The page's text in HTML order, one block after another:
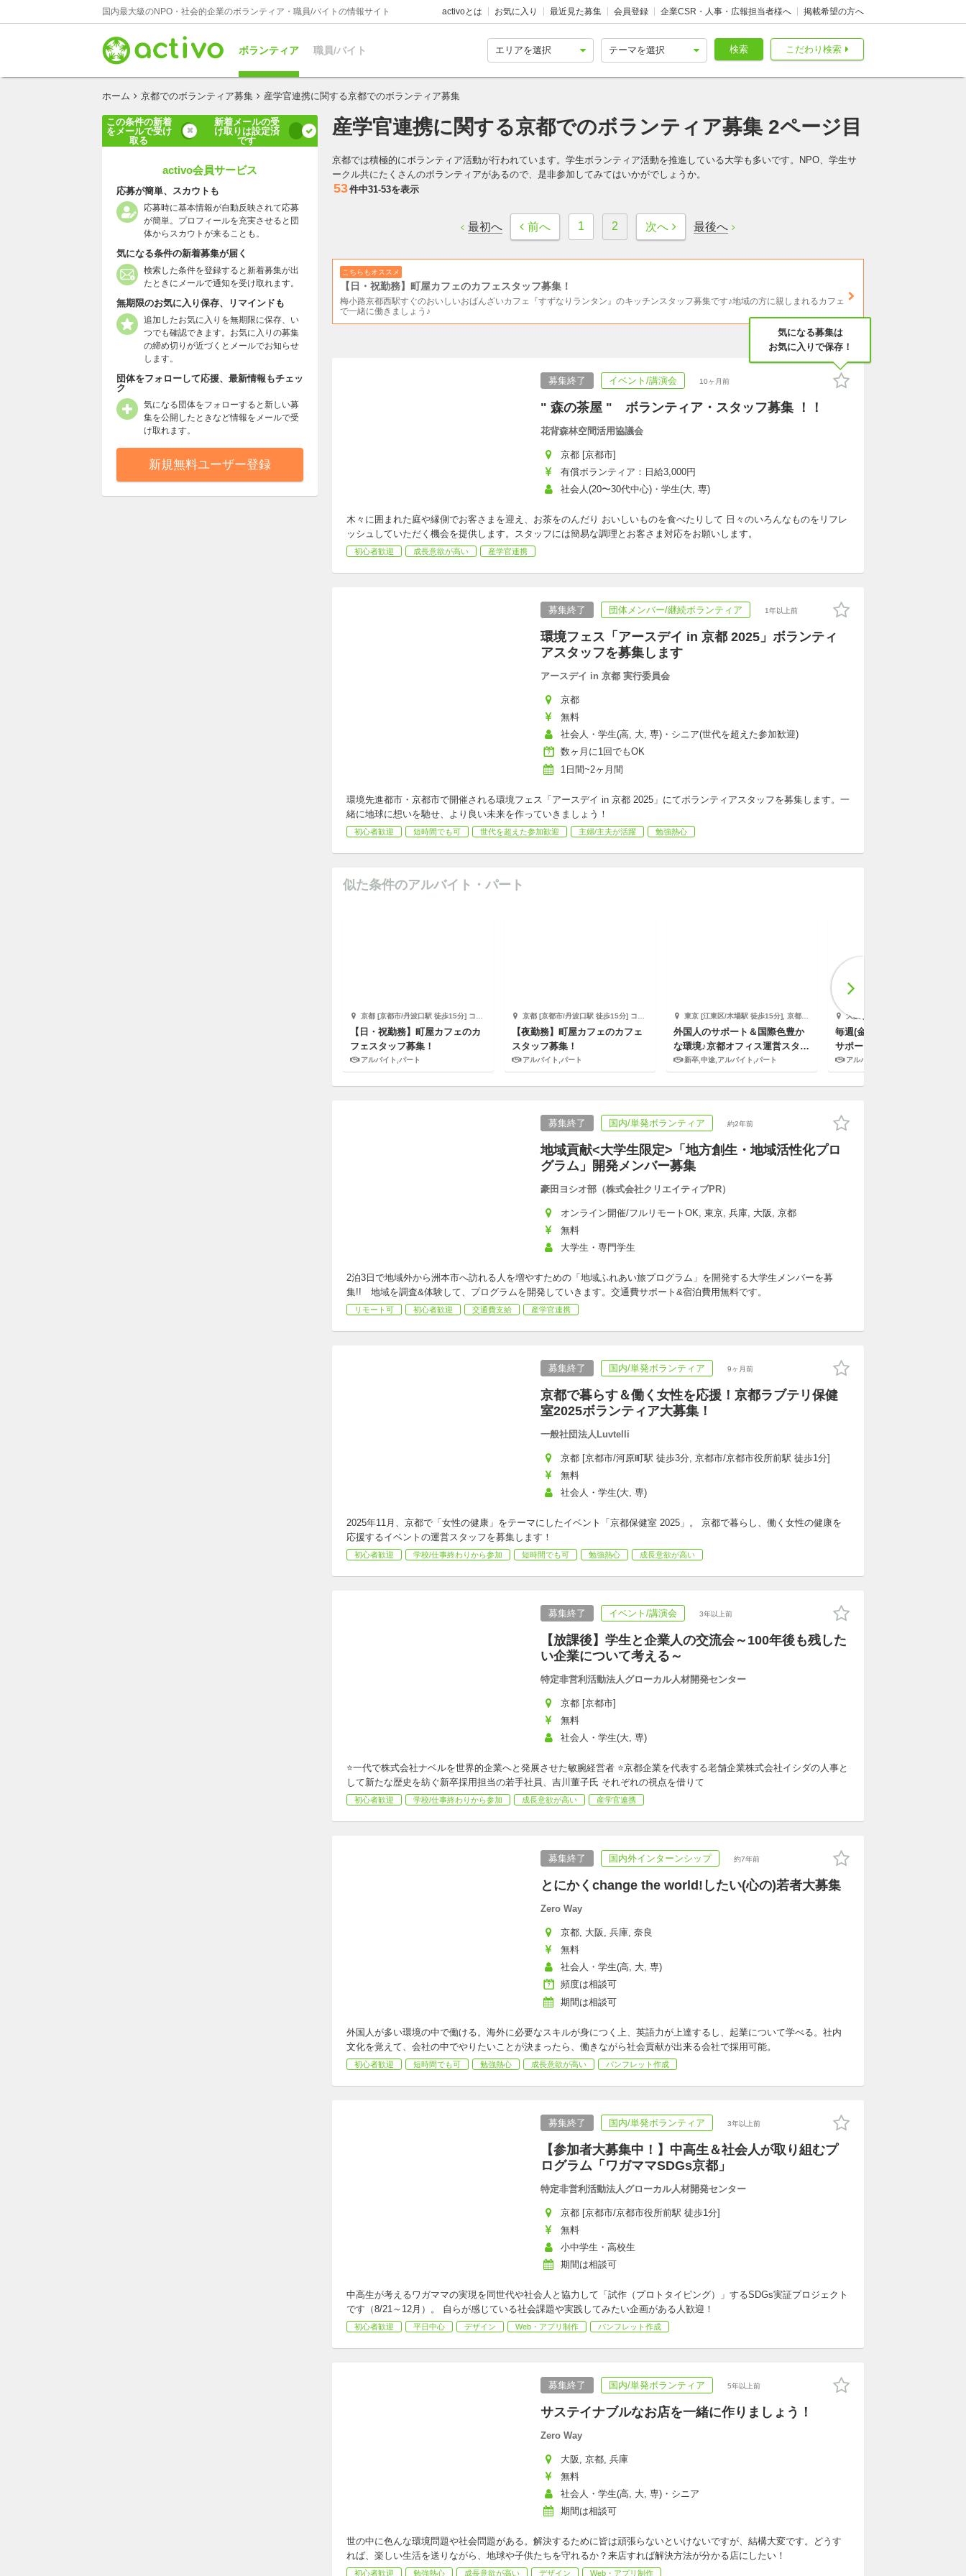
国内最大級のNPO・社会的企業のボランティア・職員/バイトの情報サイト activoとは お気に入り 最近見た募集 会員登録 企業CSR・人事・広報担当者様へ 掲載希望の方へ
ボランティア 職員/バイト こだわり検索
検索
ホーム 京都でのボランティア募集 産学官連携に関する京都でのボランティア募集
産学官連携に関する京都でのボランティア募集 2ページ目
京都では積極的にボランティア活動が行われています。学生ボランティア活動を推進している大学も多いです。NPO、学生サ
ークル共にたくさんのボランティアがあるので、是非参加してみてはいかがでしょうか。
53件中31-53を表示
最初へ 前へ 1 2 次へ 最後へ
こちらもオススメ
【日・祝勤務】町屋カフェのカフェスタッフ募集！
梅小路京都西駅すぐのおいしいおばんざいカフェ『すずなりランタン』のキッチンスタッフ募集です♪地域の方に親しまれるカフェ
で一緒に働きましょう♪
気になる募集は
お気に入りで保存！
募集終了 イベント/講演会 10ヶ月前
" 森の茶屋 " ボランティア・スタッフ募集 ！！
花背森林空間活用協議会
京都 [京都市]
有償ボランティア：日給3,000円
社会人(20〜30代中心)・学生(大, 専)
木々に囲まれた庭や縁側でお客さまを迎え、お茶をのんだり おいしいものを食べたりして 日々のいろんなものをリフレ
ッシュしていただく機会を提供します。スタッフには簡易な調理とお客さま対応をお願いします。
初心者歓迎 成長意欲が高い 産学官連携
募集終了 団体メンバー/継続ボランティア 1年以上前
環境フェス「アースデイ in 京都 2025」ボランティ
アスタッフを募集します
アースデイ in 京都 実行委員会
京都
無料
社会人・学生(高, 大, 専)・シニア(世代を超えた参加歓迎)
数ヶ月に1回でもOK
1日間~2ヶ月間
環境先進都市・京都市で開催される環境フェス「アースデイ in 京都 2025」にてボランティアスタッフを募集します。一
緒に地球に想いを馳せ、より良い未来を作っていきましょう！
初心者歓迎 短時間でも可 世代を超えた参加歓迎 主婦/主夫が活躍 勉強熱心
似た条件のアルバイト・パート
京都 [京都市/丹波口駅 徒歩15分] コミュニティ・スペースsacula
【日・祝勤務】町屋カフェのカ
フェスタッフ募集！
アルバイト,パート
京都 [京都市/丹波口駅 徒歩15分] コミュニティ・スペースsacula
【夜勤務】町屋カフェのカフェ
スタッフ募集！
アルバイト,パート
東京 [江東区/木場駅 徒歩15分], 京都 [京都市... World Unite Japan
外国人のサポート＆国際色豊か
な環境♪京都オフィス運営スタッ
フ募集！
新卒,中途,アルバイト,パート
大阪 [和泉市/北信太駅 徒歩10分] 株式会社エデュケーショナルネットワーク
毎週(金)☆和泉市の小学生の学
サポート！
アルバイト,パート,副業/パラレルキャリア
募集終了 国内/単発ボランティア 約2年前
地域貢献<大学生限定>「地方創生・地域活性化プロ
グラム」開発メンバー募集
豪田ヨシオ部（株式会社クリエイティブPR）
オンライン開催/フルリモートOK, 東京, 兵庫, 大阪, 京都
無料
大学生・専門学生
2泊3日で地域外から洲本市へ訪れる人を増やすための「地域ふれあい旅プログラム」を開発する大学生メンバーを募
集!! 地域を調査&体験して、プログラムを開発していきます。交通費サポート&宿泊費用無料です。
リモート可 初心者歓迎 交通費支給 産学官連携
募集終了 国内/単発ボランティア 9ヶ月前
京都で暮らす＆働く女性を応援！京都ラブテリ保健
室2025ボランティア大募集！
一般社団法人Luvtelli
京都 [京都市/河原町駅 徒歩3分, 京都市/京都市役所前駅 徒歩1分]
無料
社会人・学生(大, 専)
2025年11月、京都で「女性の健康」をテーマにしたイベント「京都保健室 2025」。 京都で暮らし、働く女性の健康を
応援するイベントの運営スタッフを募集します！
初心者歓迎 学校/仕事終わりから参加 短時間でも可 勉強熱心 成長意欲が高い
募集終了 イベント/講演会 3年以上前
【放課後】学生と企業人の交流会～100年後も残した
い企業について考える～
特定非営利活動法人グローカル人材開発センター
京都 [京都市]
無料
社会人・学生(大, 専)
⭐一代で株式会社ナベルを世界的企業へと発展させた敏腕経営者 ⭐京都企業を代表する老舗企業株式会社イシダの人事と
して新たな歴史を紡ぐ新卒採用担当の若手社員、吉川董子氏 それぞれの視点を借りて
初心者歓迎 学校/仕事終わりから参加 成長意欲が高い 産学官連携
募集終了 国内外インターンシップ 約7年前
とにかくchange the world!したい(心の)若者大募集
Zero Way
京都, 大阪, 兵庫, 奈良
無料
社会人・学生(高, 大, 専)
頻度は相談可
期間は相談可
外国人が多い環境の中で働ける。海外に必要なスキルが身につく上、英語力が上達するし、起業について学べる。社内
文化を覚えて、会社の中でやりたいことが決まったら、働きながら社会貢献が出来る会社で採用可能。
初心者歓迎 短時間でも可 勉強熱心 成長意欲が高い パンフレット作成
募集終了 国内/単発ボランティア 3年以上前
【参加者大募集中！】中高生＆社会人が取り組むプ
ログラム「ワガママSDGs京都」
特定非営利活動法人グローカル人材開発センター
京都 [京都市/京都市役所前駅 徒歩1分]
無料
小中学生・高校生
期間は相談可
中高生が考えるワガママの実現を同世代や社会人と協力して「試作（プロトタイピング）」するSDGs実証プロジェクト
です（8/21～12月）。 自らが感じている社会課題や実践してみたい企画がある人歓迎！
初心者歓迎 平日中心 デザイン Web・アプリ制作 パンフレット作成
募集終了 国内/単発ボランティア 5年以上前
サステイナブルなお店を一緒に作りましょう！
Zero Way
大阪, 京都, 兵庫
無料
社会人・学生(高, 大, 専)・シニア
期間は相談可
世の中に色んな環境問題や社会問題がある。解決するために皆は頑張らないといけないですが、結構大変です。どうす
れば、楽しい生活を送りながら、地球や子供たちを守れるか？来店すれば解決方法が分かる店にしたい！
初心者歓迎 勉強熱心 成長意欲が高い デザイン Web・アプリ制作
この条件の新着
をメールで受け
取る
新着メールの受
け取りは設定済
です
activo会員サービス
応募が簡単、スカウトも
応募時に基本情報が自動反映されて応募
が簡単。プロフィールを充実させると団
体からスカウトが来ることも。
気になる条件の新着募集が届く
検索した条件を登録すると新着募集が出
たときにメールで通知を受け取れます。
無期限のお気に入り保存、リマインドも
追加したお気に入りを無期限に保存、い
つでも確認できます。お気に入りの募集
の締め切りが近づくとメールでお知らせ
します。
団体をフォローして応援、最新情報もチェッ
ク
気になる団体をフォローすると新しい募
集を公開したときなど情報をメールで受
け取れます。
新規無料ユーザー登録